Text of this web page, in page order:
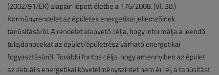
(2002/91/EK) alapján lépett életbe a 176/2008. (VI. 30.)
Kormányrendelet az épületek energetikai jellemzőinek
tanúsításáról. A rendelet alapvető célja, hogy informálja a leendő
tulajdonosokat az épület/épületrész várható energetikai
fogyasztásáról. További fontos célja, hogy amennyiben az épület
az aktuális energetikai követelményszintet nem éri el, a tanúsítást